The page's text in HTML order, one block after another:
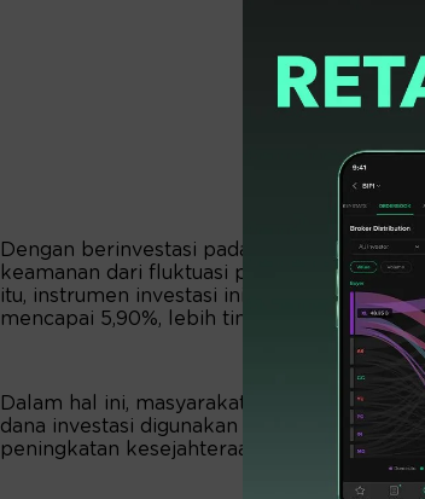
Dengan berinvestasi pada SR017, calon
keamanan dari fluktuasi pasar karena
itu, instrumen investasi ini juga berisiko
mencapai 5,90%, lebih tinggi dari deposito.
Dalam hal ini, masyarakat dapat turut
dana investasi digunakan untuk
peningkatan kesejahteraan masyarakat.